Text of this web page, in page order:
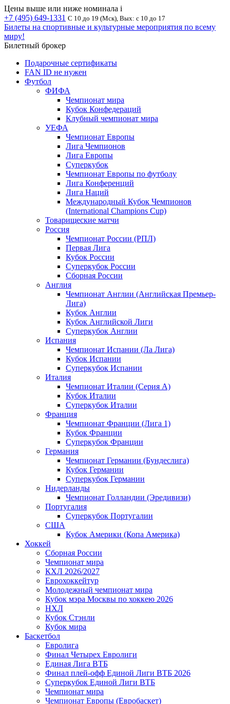
Цены выше или ниже номинала i
+7 (495) 649-1331 С 10 до 19 (Мск), Вых: с 10 до 17
Билеты на спортивные и культурные мероприятия по всему
миру!
Билетный брокер
Подарочные сертификаты
FAN ID не нужен
Футбол
ФИФА
Чемпионат мира
Кубок Конфедераций
Клубный чемпионат мира
УЕФА
Чемпионат Европы
Лига Чемпионов
Лига Европы
Суперкубок
Чемпионат Европы по футболу
Лига Конференций
Лига Наций
Международный Кубок Чемпионов
(International Champions Cup)
Товарищеские матчи
Россия
Чемпионат России (РПЛ)
Первая Лига
Кубок России
Суперкубок России
Сборная России
Англия
Чемпионат Англии (Английская Премьер-
Лига)
Кубок Англии
Кубок Английской Лиги
Суперкубок Англии
Испания
Чемпионат Испании (Ла Лига)
Кубок Испании
Суперкубок Испании
Италия
Чемпионат Италии (Серия А)
Кубок Италии
Суперкубок Италии
Франция
Чемпионат Франции (Лига 1)
Кубок Франции
Суперкубок Франции
Германия
Чемпионат Германии (Бундеслига)
Кубок Германии
Суперкубок Германии
Нидерланды
Чемпионат Голландии (Эредивизи)
Португалия
Суперкубок Португалии
США
Кубок Америки (Копа Америка)
Хоккей
Сборная России
Чемпионат мира
КХЛ 2026/2027
Еврохоккейтур
Молодежный чемпионат мира
Кубок мэра Москвы по хоккею 2026
НХЛ
Кубок Стэнли
Кубок мира
Баскетбол
Евролига
Финал Четырех Евролиги
Единая Лига ВТБ
Финал плей-офф Единой Лиги ВТБ 2026
Суперкубок Единой Лиги ВТБ
Чемпионат мира
Чемпионат Европы (Евробаскет)